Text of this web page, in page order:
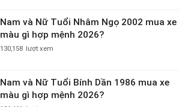
Nam và Nữ Tuổi Nhâm Ngọ 2002 mua xe
màu gì hợp mệnh 2026?
130,158 lượt xem
Nam và Nữ Tuổi Bính Dần 1986 mua xe
màu gì hợp mệnh 2026?